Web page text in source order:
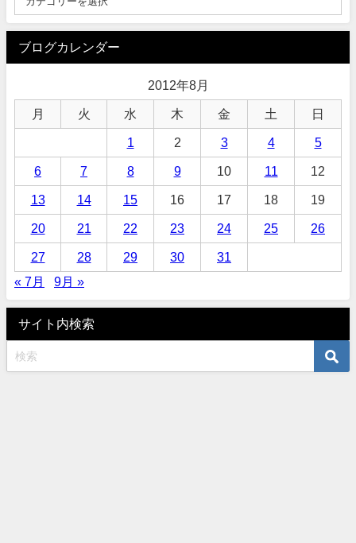
ブログカレンダー
2012年8月
月 火 水 木 金 土 日
1 2 3 4 5
6 7 8 9 10 11 12
13 14 15 16 17 18 19
20 21 22 23 24 25 26
27 28 29 30
31
« 7月
9月 »
サイト内検索